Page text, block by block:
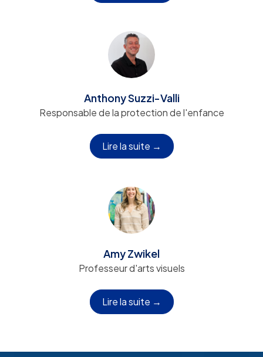
Anthony Suzzi-Valli
Responsable de la protection de l'enfance
Lire la suite →
Amy Zwikel
Professeur d'arts visuels
Lire la suite →